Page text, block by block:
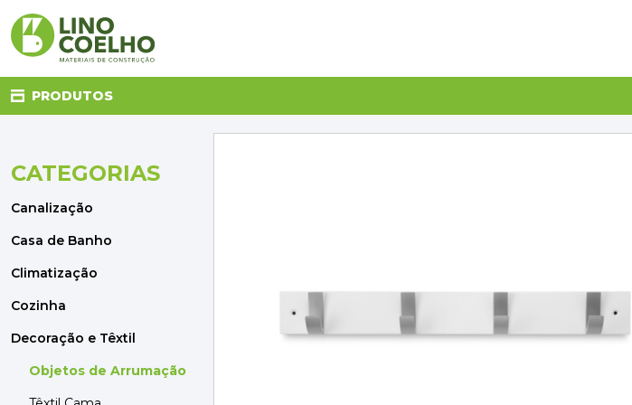
PRODUTOS
CANALIZAÇÃO
CLIMATIZAÇÃO
COZINHA
ELETRICIDADE
FERRAGENS
ILUMINAÇÃO
JARDIM
CATEGORIAS
Canalização
Casa de Banho
Climatização
Cozinha
Decoração e Têxtil
Objetos de Arrumação